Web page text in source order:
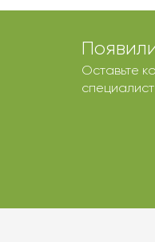
Оставьте